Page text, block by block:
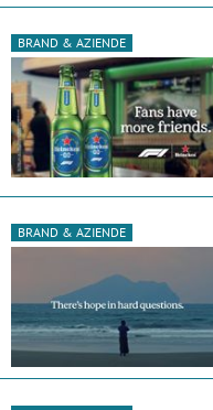
BRAND & AZIENDE
BRAND & AZIENDE